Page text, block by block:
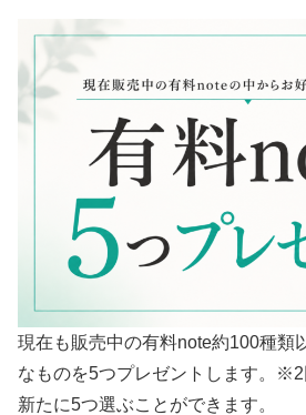
現在も販売中の有料note約100種類
なものを5つプレゼントします。
新たに5つ選ぶことができます。